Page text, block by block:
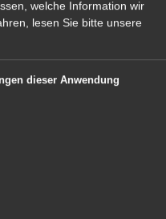
welche Information wir
lesen Sie bitte unsere
dieser Anwendung